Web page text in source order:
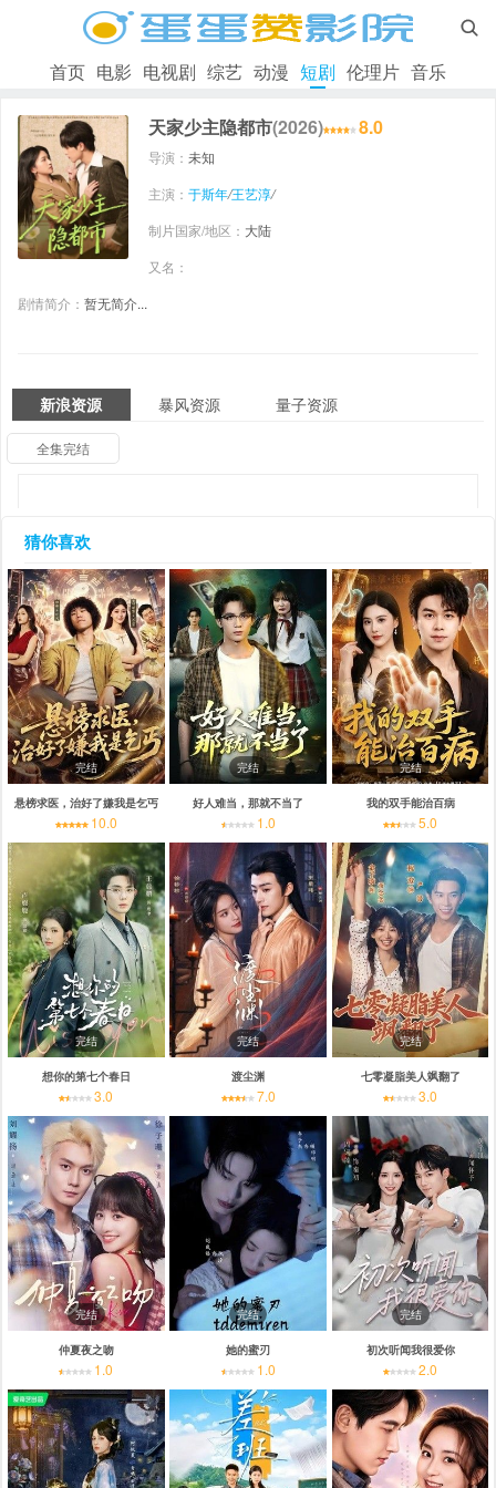

首页 电影 电视剧 综艺 动漫 短剧 伦理片 音乐
天家少主隐都市(2026) 8.0
导演： 未知
主演： 于斯年/王艺淳/
制片国家/地区： 大陆
又名：
剧情简介： 暂无简介...
新浪资源 暴风资源 量子资源
全集完结
猜你喜欢
完结
悬榜求医，治好了嫌我是乞丐
10.0
完结
好人难当，那就不当了
1.0
完结
我的双手能治百病
5.0
完结
想你的第七个春日
3.0
完结
渡尘渊
7.0
完结
七零凝脂美人飒翻了
3.0
完结
仲夏夜之吻
1.0
完结
她的蜜刃
1.0
完结
初次听闻我很爱你
2.0